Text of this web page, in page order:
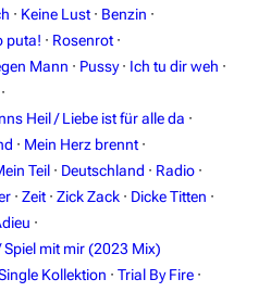
Rammstein
Information
Discography
Videography
Song list
Merchandise
· Keine Lust · Benzin ·
puta! · Rosenrot ·
Mann · Pussy · Ich tu dir weh ·
·
Heil / Liebe ist für alle da ·
· Mein Herz brennt ·
Teil · Deutschland · Radio ·
· Zeit · Zick Zack · Dicke Titten ·
·
Spiel mit mir (2023 Mix)
Kollektion · Trial By Fire ·